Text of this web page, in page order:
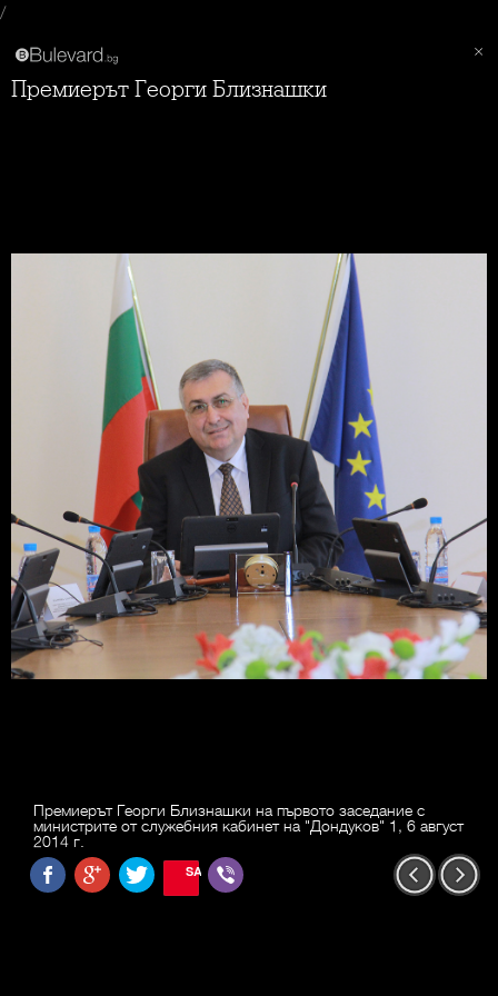
/
Премиерът Георги Близнашки
Премиерът Георги Близнашки на първото заседание с
министрите от служебния кабинет на "Дондуков" 1, 6 август
2014 г.
SAVE